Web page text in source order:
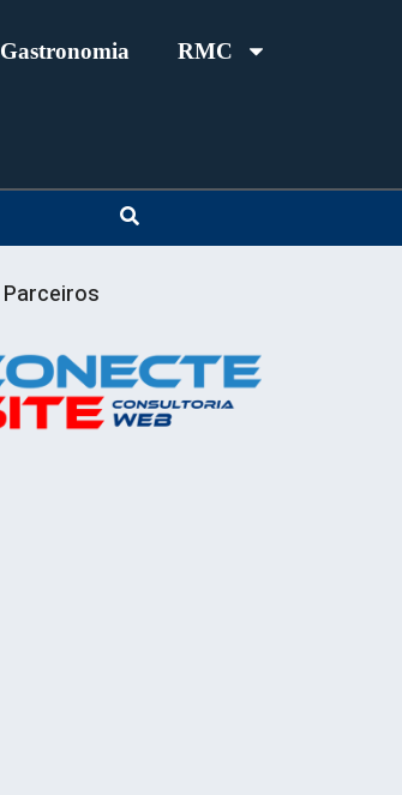
Gastronomia RMC
Parceiros